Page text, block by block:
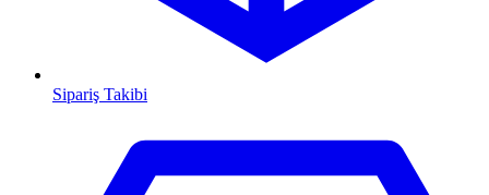
Sipariş Takibi